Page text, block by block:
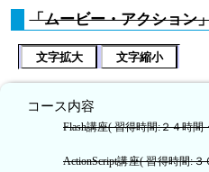
「ムービー・アクション
文字拡大 文字縮小
コース内容
Flash講座( 習得時間:２４時間
ActionScript講座( 習得時間: